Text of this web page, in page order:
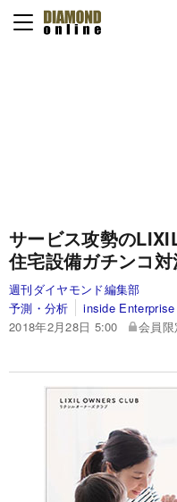
サービス攻勢の
住宅設備ガチンコ
週刊ダイヤモンド編集部
予測・分析
inside Enterprise
2018年2月28日 5:00
会員限